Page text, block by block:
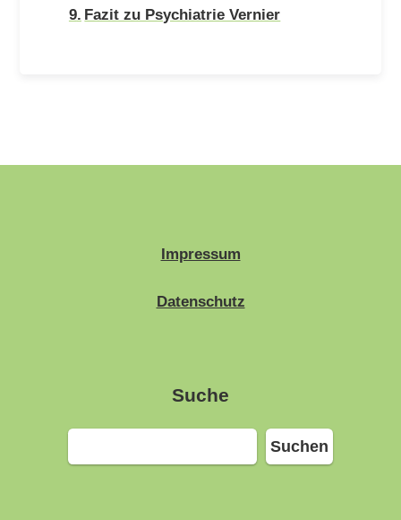
Fazit zu Psychiatrie Vernier
Impressum
Datenschutz
Suche
Suchen
Suchen